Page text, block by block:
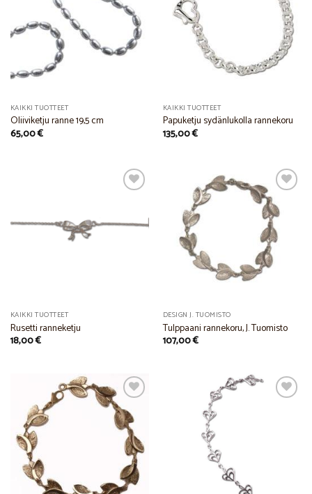
Add to
Wishlist
KAIKKI TUOTTEET
Oliiviketju ranne 19,5 cm
65,00€
Add to
Wishlist
KAIKKI TUOTTEET
Papuketju sydänlukolla rannekoru
135,00€
Add to
KAIKKI TUOTTEET
Rusetti ranneketju
18,00€
Add to
Wishlist
DESIGN J. TUOMISTO
Tulppaani rannekoru, J. Tuomisto
107,00€
Add to
Wishlist